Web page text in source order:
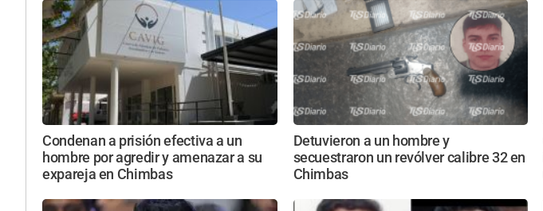
Condenan a prisión efectiva a un
hombre por agredir y amenazar a su
expareja en Chimbas
Detuvieron a un hombre y
secuestraron un revólver calibre 32 en
Chimbas